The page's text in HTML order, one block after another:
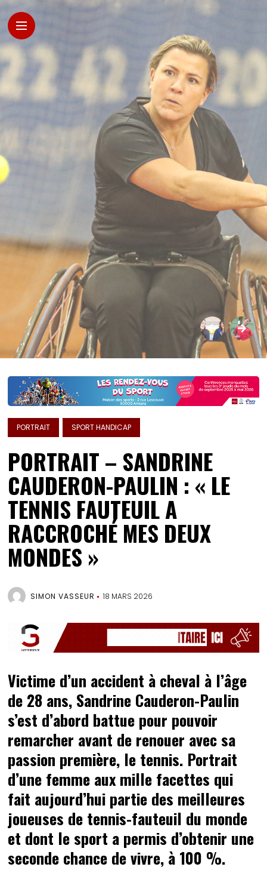
PORTRAIT SPORT HANDICAP
PORTRAIT – SANDRINE
CAUDERON-PAULIN : « LE
TENNIS FAUTEUIL A
RACCROCHÉ MES DEUX
MONDES »
SIMON VASSEUR 18 MARS 2026
Victime d’un accident à cheval à l’âge
de 28 ans, Sandrine Cauderon-Paulin
s’est d’abord battue pour pouvoir
remarcher avant de renouer avec sa
passion première, le tennis. Portrait
d’une femme aux mille facettes qui
fait aujourd’hui partie des meilleures
joueuses de tennis-fauteuil du monde
et dont le sport a permis d’obtenir une
seconde chance de vivre, à 100 %.